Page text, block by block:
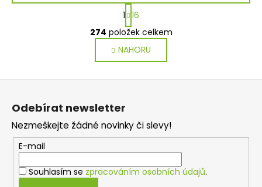
O
v
l
á
d
p
r
v
k
S
t
r
á
n
k
1 16
274 položek celkem
NAHORU
Z
Odebírat newsletter
Nezmeškejte žádné novinky či slevy!
E-mail
Souhlasím se zpracováním osobních údajů.